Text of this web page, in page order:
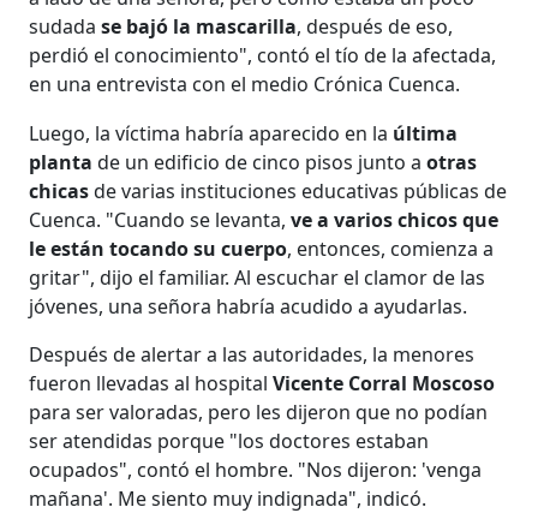
sudadase bajó la mascarilla, después de eso,
perdió el conocimiento", contó el tío de la afectada,
en una entrevista con el medio Crónica Cuenca.
Luego, la víctima habría aparecido en la última
planta de un edificio de cinco pisos junto aotras
chicasde varias instituciones educativas públicas de
Cuenca. "Cuando se levanta,ve a varios chicos que
le están tocando su cuerpo, entonces, comienza a
gritar", dijo el familiar. Al escuchar el clamor de las
jóvenes, una señora habría acudido a ayudarlas.
Después de alertar a las autoridades, la menores
fueron llevadas al hospitalVicente Corral Moscoso
para ser valoradas, pero les dijeron que no podían
ser atendidas porque "los doctores estaban
ocupados", contó el hombre. "Nos dijeron: 'venga
mañana'. Me siento muy indignada", indicó.